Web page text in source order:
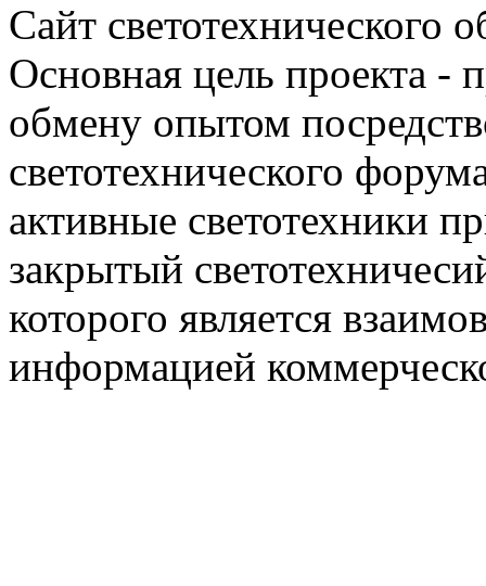
Сайт светотехнического
Основная цель проекта -
обмену опытом
светотехнического
активные светотехники
закрытый
которого является
информацией